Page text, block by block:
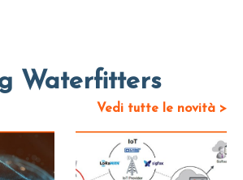
Waterfitters
Vedi tutte le novità >